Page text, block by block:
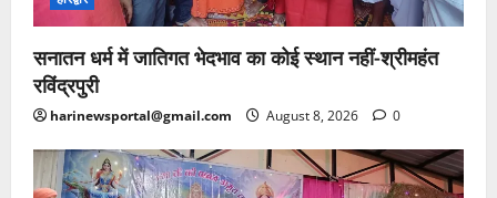
सनातन धर्म में जातिगत भेदभाव का कोई स्थान नहीं-श्रीमहंत
रविंद्रपुरी
harinewsportal@gmail.com August 8, 2026 0